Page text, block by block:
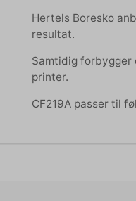
Hertels Boresko
resultat.
Samtidig forbygger
printer.
CF219A passer til